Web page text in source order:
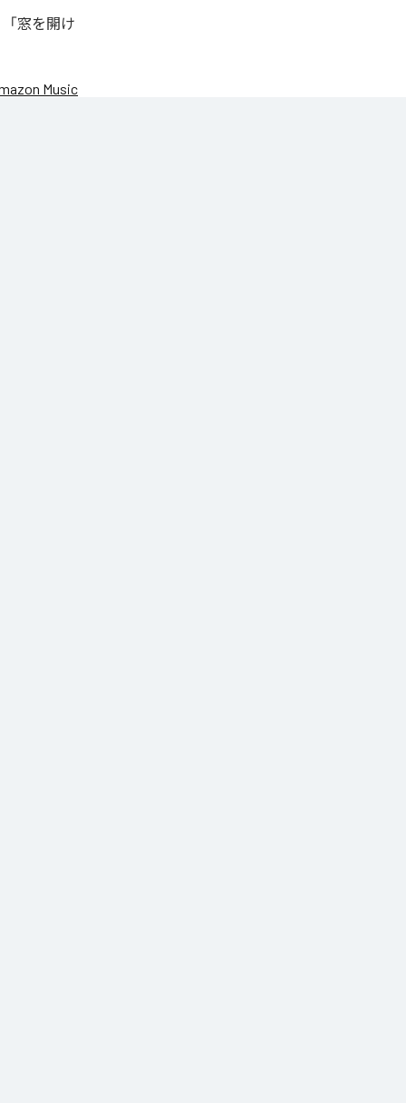
「窓を開け
Music